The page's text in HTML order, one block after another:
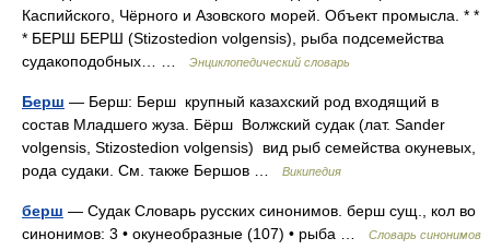
Каспийского, Чёрного и Азовского морей. Объект промысла. * *
* БЕРШ БЕРШ (Stizostedion volgensis), рыба подсемейства
судакоподобных… …
Энциклопедический словарь
Берш — Берш: Берш крупный казахский род входящий в
состав Младшего жуза. Бёрш Волжский судак (лат. Sander
volgensis, Stizostedion volgensis) вид рыб семейства окуневых,
рода судаки. См. также Бершов …
Википедия
берш — Судак Словарь русских синонимов. берш сущ., кол во
синонимов: 3 • окунеобразные (107) • рыба …
Словарь синонимов